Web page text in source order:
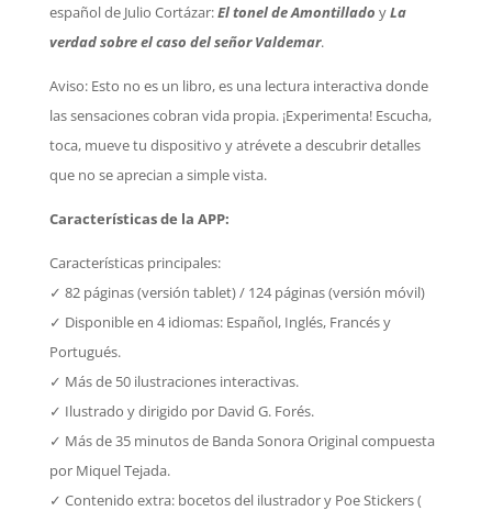
español de Julio Cortázar:El tonel de Amontillado yLa
verdad sobre el caso del señor Valdemar.
Aviso: Esto no es un libro, es una lectura interactiva donde
las sensaciones cobran vida propia. ¡Experimenta! Escucha,
toca, mueve tu dispositivo y atrévete a descubrir detalles
que no se aprecian a simple vista.
Características de la APP:
Características principales:
✓ 82 páginas (versión tablet) / 124 páginas (versión móvil)
✓ Disponible en 4 idiomas: Español, Inglés, Francés y
Portugués.
✓ Más de 50 ilustraciones interactivas.
✓ Ilustrado y dirigido por David G. Forés.
✓ Más de 35 minutos de Banda Sonora Original compuesta
por Miquel Tejada.
✓ Contenido extra: bocetos del ilustrador y Poe Stickers (